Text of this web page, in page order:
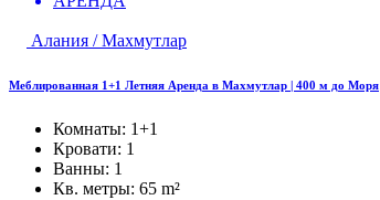
Алания / Махмутлар
Меблированная 1+1 Летняя Аренда в Махмутлар | 400 м до Моря
Комнаты: 1+1
Кровати: 1
Ванны: 1
Кв. метры: 65 m²